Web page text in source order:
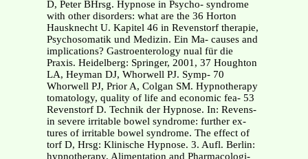
D, Peter BHrsg. Hypnose in Psycho- syndrome
with other disorders: what are the 36 Horton
Hausknecht U. Kapitel 46 in Revenstorf therapie,
Psychosomatik und Medizin. Ein Ma- causes and
implications? Gastroenterology nual für die
Praxis. Heidelberg: Springer, 2001, 37 Houghton
LA, Heyman DJ, Whorwell PJ. Symp- 70
Whorwell PJ, Prior A, Colgan SM. Hypnotherapy
tomatology, quality of life and economic fea- 53
Revenstorf D. Technik der Hypnose. In: Revens-
in severe irritable bowel syndrome: further ex-
tures of irritable bowel syndrome. The effect of
torf D, Hrsg: Klinische Hypnose. 3. Aufl. Berlin:
hypnotherapy. Alimentation and Pharmacologi-